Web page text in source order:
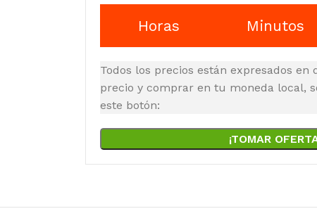
Horas Minutos
Todos los precios están expresados en
precio y comprar en tu moneda local,
este botón:
¡TOMAR